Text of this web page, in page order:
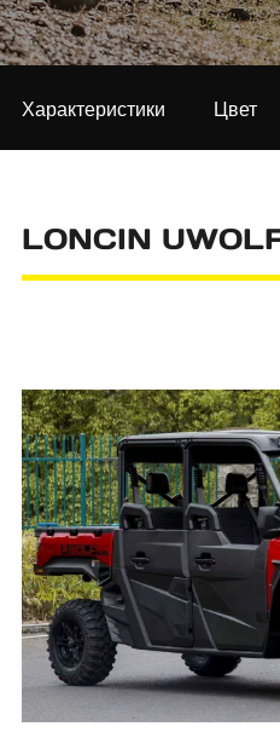
Характеристики Цвет
LONCIN